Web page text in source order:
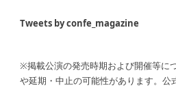
Tweets by confe_magazine
※掲載公演の発売時期および開催等に
や延期・中止の可能性があります。公